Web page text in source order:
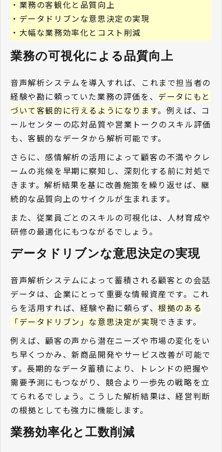
・業務の客観化と品質向上
・データドリブンな意思決定の実現
・大幅な業務効率化とコスト削減
業務の可視化による品質向上
音声解析システムを導入すれば、これまで担当者の
経験や勘に頼っていた業務の評価を、 データにもと
づいて客観的に行えるようになります。例えば、コ
ールセンターの応対品質や営業トークのスキル評価
も、客観的なデータから解析可能です。
さらに、感情解析の活用によって顧客の不満やクレ
ームの兆候を早期に察知し、深刻化する前に対処で
きます。解析結果を基に改善施策を繰り返せば、継
続的な品質向上のサイクルが生まれます。
また、従業員ごとのスキルの可視化は、人材育成や
研修の最適化にもつながるでしょう。
データドリブンな意思決定の実現
音声解析システムによって蓄積される顧客との会話
データは、企業にとって重要な情報資産です。これ
らを活用すれば、経験や勘に頼らず、根拠のある
「データドリブン」な意思決定が実現できます。
例えば、顧客の声から潜在ニーズや市場の変化をい
ち早くつかみ、新商品開発やサービス改善が可能で
す。長期的なデータ蓄積により、トレンドの把握や
需要予測にもつながり、競合より一歩先の戦略を立
てられるでしょう。こうした解析結果は、経営判断
の根拠としても強力に機能します。
業務効率化と工数削減